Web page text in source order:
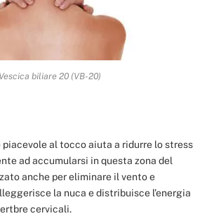
Vescica biliare 20 (VB-20)
al tocco aiuta a ridurre lo stress
ad accumularsi in questa zona del
anche per eliminare il vento e
la nuca e distribuisce l’energia
cervicali.